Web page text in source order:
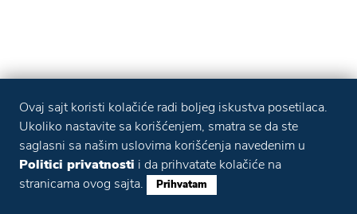
Ovaj sajt koristi kolačiće radi boljeg iskustva posetilaca.
Ukoliko nastavite sa korišćenjem, smatra se da ste
saglasni sa našim uslovima korišćenja navedenim u
Politici privatnosti i da prihvatate kolačiće na
stranicama ovog sajta.
Prihvatam